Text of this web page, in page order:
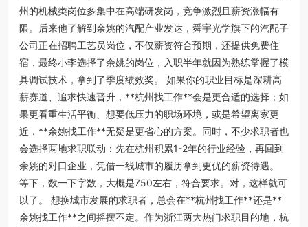
州的机械类岗位多集中在高端研发岗，竞争激烈且薪资涨幅有
限。后来他了解到余姚的汽配产业发达，舜宇光学旗下的汽配子
公司正在招聘工艺员岗位，不仅薪资符合预期，还提供免费住
宿，最终小李选择了余姚的岗位，入职半年就因为熟练掌握了模
具调试技术，拿到了季度绩效奖。 如果你的职业目标是深耕高
薪赛道、追求快速晋升，**杭州找工作**会是更合适的选择；如
果更看重生活平衡、想要低压力的职场环境，或是希望离家更
近，**余姚找工作**无疑是更省心的方案。同时，不少求职者也
会选择两地求职联动：先在杭州积累1-2年的行业经验，再回到
余姚的对口企业，凭借一线城市的履历拿到更优的薪资待遇。
等下，数一下字数，大概是750左右，符合要求。对，这样就可
以了。 想换城市发展的求职者，总会在**杭州找工作**还是**
余姚找工作**之间摇摆不定。作为浙江两大热门求职目的地，杭